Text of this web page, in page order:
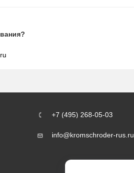
+7 (495) 268-05-03
info@kromschroder-rus.ru